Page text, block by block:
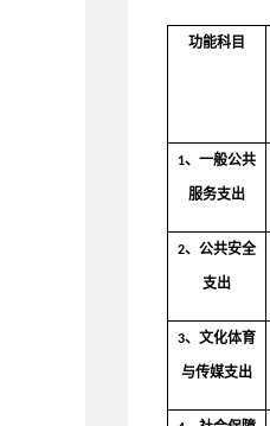
功能科目
1、一般公共
服务支出
2、公共安全
支出
3、 文化体育
与传媒支出